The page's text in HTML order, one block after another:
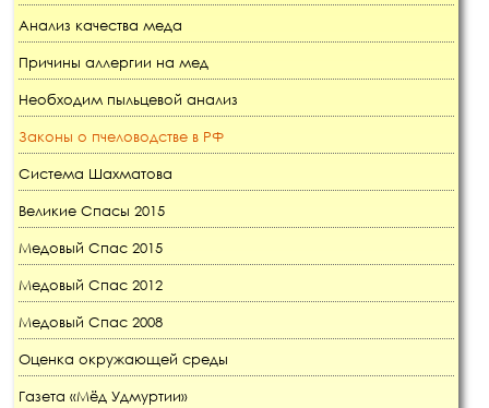
Анализ качества меда
Причины аллергии на мед
Необходим пыльцевой анализ
Законы о пчеловодстве в РФ
Система Шахматова
Великие Спасы 2015
Медовый Спас 2015
Медовый Спас 2012
Медовый Спас 2008
Оценка окружающей среды
Газета «Мёд Удмуртии»